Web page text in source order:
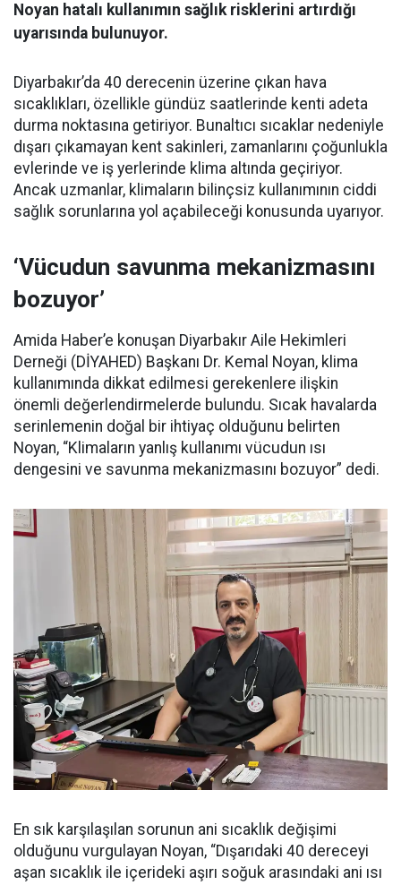
Noyan hatalı kullanımın sağlık risklerini artırdığı
uyarısında bulunuyor.
Diyarbakır’da 40 derecenin üzerine çıkan hava
sıcaklıkları, özellikle gündüz saatlerinde kenti adeta
durma noktasına getiriyor. Bunaltıcı sıcaklar nedeniyle
dışarı çıkamayan kent sakinleri, zamanlarını çoğunlukla
evlerinde ve iş yerlerinde klima altında geçiriyor.
Ancak uzmanlar, klimaların bilinçsiz kullanımının ciddi
sağlık sorunlarına yol açabileceği konusunda uyarıyor.
‘Vücudun savunma mekanizmasını
bozuyor’
Amida Haber’e konuşan Diyarbakır Aile Hekimleri
Derneği (DİYAHED) Başkanı Dr. Kemal Noyan, klima
kullanımında dikkat edilmesi gerekenlere ilişkin
önemli değerlendirmelerde bulundu. Sıcak havalarda
serinlemenin doğal bir ihtiyaç olduğunu belirten
Noyan, “Klimaların yanlış kullanımı vücudun ısı
dengesini ve savunma mekanizmasını bozuyor” dedi.
En sık karşılaşılan sorunun ani sıcaklık değişimi
olduğunu vurgulayan Noyan, “Dışarıdaki 40 dereceyi
aşan sıcaklık ile içerideki aşırı soğuk arasındaki ani ısı